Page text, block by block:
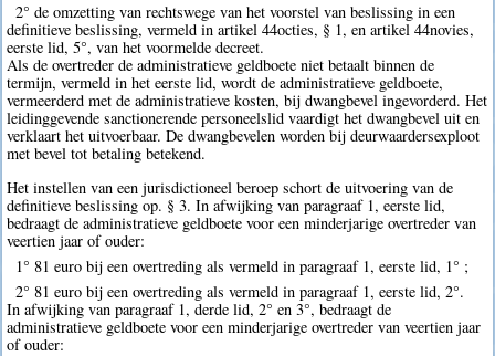
2° de omzetting van rechtswege van het voorstel van beslissing in een
definitieve beslissing, vermeld in artikel 44octies, § 1, en artikel 44novies,
eerste lid, 5°, van het voormelde decreet.
Als de overtreder de administratieve geldboete niet betaalt binnen de
termijn, vermeld in het eerste lid, wordt de administratieve geldboete,
vermeerderd met de administratieve kosten, bij dwangbevel ingevorderd. Het
leidinggevende sanctionerende personeelslid vaardigt het dwangbevel uit en
verklaart het uitvoerbaar. De dwangbevelen worden bij deurwaardersexploot
met bevel tot betaling betekend.
Het instellen van een jurisdictioneel beroep schort de uitvoering van de
definitieve beslissing op. § 3. In afwijking van paragraaf 1, eerste lid,
bedraagt de administratieve geldboete voor een minderjarige overtreder van
veertien jaar of ouder:
1° 81 euro bij een overtreding als vermeld in paragraaf 1, eerste lid, 1° ;
2° 81 euro bij een overtreding als vermeld in paragraaf 1, eerste lid, 2°.
In afwijking van paragraaf 1, derde lid, 2° en 3°, bedraagt de
administratieve geldboete voor een minderjarige overtreder van veertien jaar
of ouder: